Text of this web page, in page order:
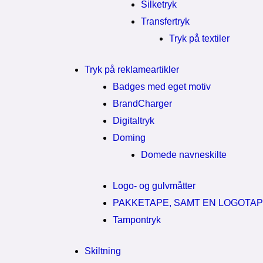
Silketryk
Transfertryk
Tryk på textiler
Tryk på reklameartikler
Badges med eget motiv
BrandCharger
Digitaltryk
Doming
Domede navneskilte
Logo- og gulvmåtter
PAKKETAPE, SAMT EN
Tampontryk
Skiltning